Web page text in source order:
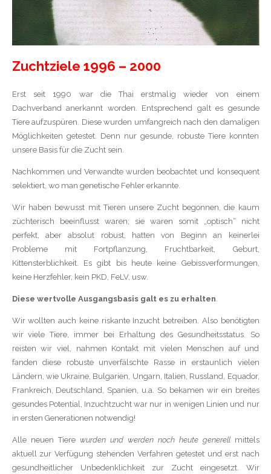
Zuchtziele 1996 – 2000
Erst seit 1990 war die Thai erstmalig wieder von einem
Dachverband anerkannt worden. Entsprechend galt es gesunde
Tiere aufzuspüren. Diese wurden umfangreich nach den damaligen
Möglichkeiten getestet. Denn nur gesunde, robuste Tiere konnten
unsere Basis für die Zucht sein.
Nachkommen und Verwandte wurden beobachtet und konsequent
selektiert, wo man genetische Fehler erkannte.
Wir haben bewusst mit Tieren unsere Zucht begonnen, die kaum
züchterisch beeinflusst waren; sie waren somit „optisch“ nicht
perfekt, aber absolut robust, hatten von Beginn an keinerlei
Probleme mit Fortpflanzung, Fruchtbarkeit, Geburt,
Kittensterblichkeit. Es gibt bis heute keine Gebissverformungen,
keine Herzfehler, kein PKD, FeLV, usw.
Diese wertvolle Ausgangsbasis galt es zu erhalten
Wir wollten auch keine riskante Inzucht betreiben. Also benötigten
wir viele Tiere, immer bei Erhaltung des Gesundheitsstatus. So
reisten wir viel, nahmen Kontakt mit vielen Menschen auf und
fanden diese robuste unverfälschte Rasse in erstaunlich vielen
Ländern, wie Ukraine, Bulgarien, Ungarn, Italien, Russland, Equador,
Frankreich, Deutschland, Spanien, u.a. So bekamen wir ein breites
gesundes Potential, Inzuchtzucht war nur in wenigen Linien und nur
in ersten Generationen notwendig!
Alle neuen Tiere wurden und werden noch heute generellmittels
aktuell zur Verfügung stehenden Verfahren getestet und erst nach
gesundheitlicher Unbedenklichkeit zur Zucht eingesetzt. Wir